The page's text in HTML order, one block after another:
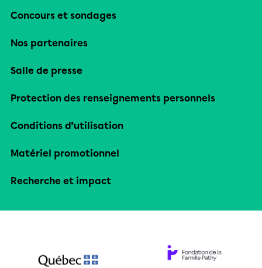
Concours et sondages
Nos partenaires
Salle de presse
Protection des renseignements personnels
Conditions d’utilisation
Matériel promotionnel
Recherche et impact